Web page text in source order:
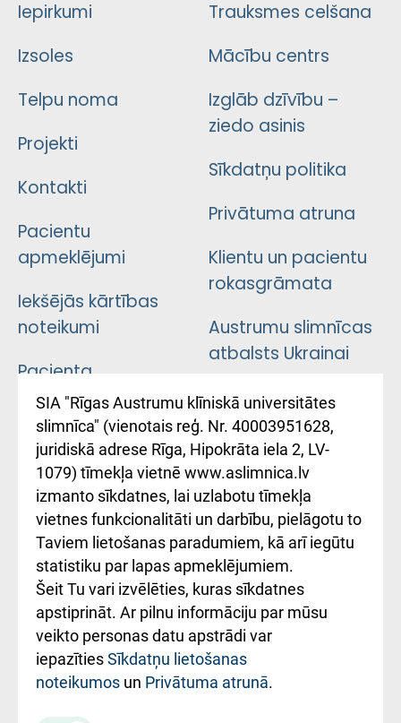
Iepirkumi
Izsoles
Telpu noma
Projekti
Kontakti
Pacientu
apmeklējumi
Iekšējās kārtības
noteikumi
Pacienta
atsauksmju/sūdzību
iesniegšanas
kārtība
Kā pie mums nokļūt
Rēķinu apmaksas
ceļvedis
Rekvizīti un
ārstniecības
iestādes kods
010000234
Trauksmes celšana
Mācību centrs
Izglāb dzīvību –
ziedo asinis
Sīkdatņu politika
Privātuma atruna
Klientu un pacientu
rokasgrāmata
Austrumu slimnīcas
atbalsts Ukrainai
Підтримка Східної
лікарні та співпраця з
Україною
SIA "Rīgas Austrumu klīniskā universitātes
slimnīca" (vienotais reģ. Nr. 40003951628,
juridiskā adrese Rīga, Hipokrāta iela 2, LV-
1079) tīmekļa vietnē www.aslimnica.lv
izmanto sīkdatnes, lai uzlabotu tīmekļa
vietnes funkcionalitāti un darbību, pielāgotu to
Taviem lietošanas paradumiem, kā arī iegūtu
statistiku par lapas apmeklējumiem.
Šeit Tu vari izvēlēties, kuras sīkdatnes
apstiprināt. Ar pilnu informāciju par mūsu
veikto personas datu apstrādi var
iepazītiesSīkdatņu lietošanas
noteikumos un Privātuma atrunā.